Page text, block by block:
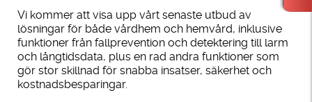
Vi kommer att visa upp vårt senaste utbud av
lösningar för både vårdhem och hemvård, inklusive
funktioner från fallprevention och detektering till larm
och långtidsdata, plus en rad andra funktioner som
gör stor skillnad för snabba insatser, säkerhet och
kostnadsbesparingar.